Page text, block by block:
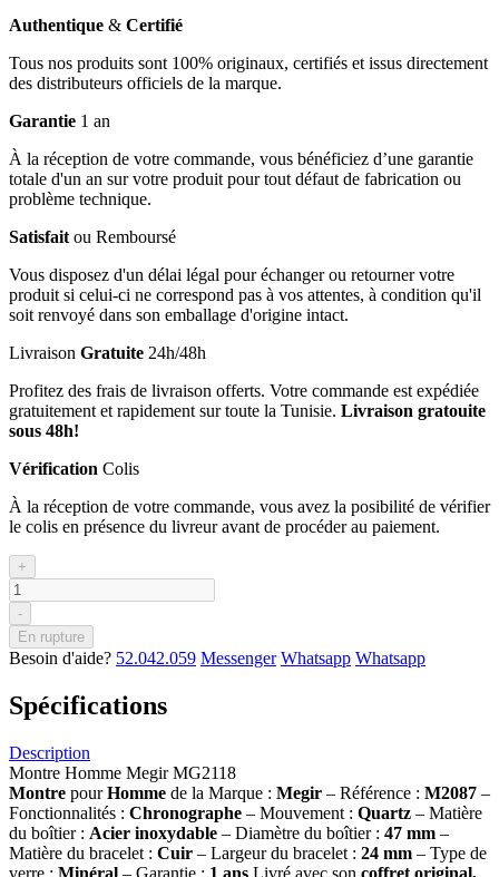
Authentique & Certifié
Tous nos produits sont 100% originaux, certifiés et issus directement
des distributeurs officiels de la marque.
Garantie 1 an
À la réception de votre commande, vous bénéficiez d’une garantie
totale d'un an sur votre produit pour tout défaut de fabrication ou
problème technique.
Satisfait ou Remboursé
Vous disposez d'un délai légal pour échanger ou retourner votre
produit si celui-ci ne correspond pas à vos attentes, à condition qu'il
soit renvoyé dans son emballage d'origine intact.
Livraison Gratuite 24h/48h
Profitez des frais de livraison offerts. Votre commande est expédiée
gratuitement et rapidement sur toute la Tunisie. Livraison gratouite
sous 48h!
Vérification Colis
À la réception de votre commande, vous avez la posibilité de vérifier
le colis en présence du livreur avant de procéder au paiement.
+
-
En rupture
Besoin d'aide? 52.042.059 Messenger Whatsapp Whatsapp
Spécifications
Description
Montre Homme Megir MG2118
Montre pourHomme de la Marque : Megir – Référence : M2087 –
Fonctionnalités : Chronographe – Mouvement : Quartz – Matière
du boîtier : Acier inoxydable – Diamètre du boîtier : 47 mm –
Matière du bracelet : Cuir – Largeur du bracelet : 24 mm – Type de
verre : Minéral – Garantie : 1 ans Livré avec son coffret original,